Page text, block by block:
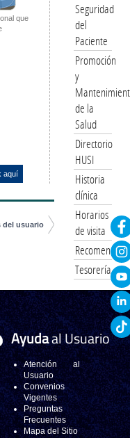
que
aquí
del usuario
Seguridad
del
Paciente
Promoción
y
de la
Salud
Directorio
HUSI
Historia
clínica
Horarios
de visita
Tesorería
Ayudaal Usuario
Atención al
Usuario
Convenios
Vigentes
Preguntas
Frecuentes
Mapa del Sitio